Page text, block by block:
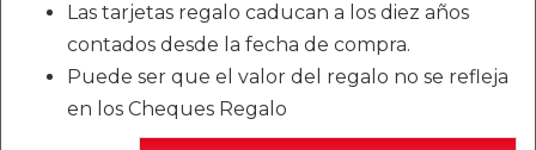
Las tarjetas regalo caducan a los diez años
contados desde la fecha de compra.
Puede ser que el valor del regalo no se refleja
en los Cheques Regalo